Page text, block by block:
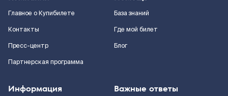
Главное о Купибилете
Контакты
Пресс-центр
Партнерская программа
База знаний
Где мой билет
Блог
Информация Важные ответы